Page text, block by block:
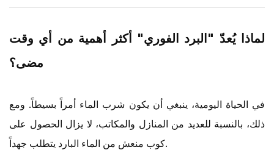
لماذا يُعدّ "البرد الفوري" أكثر أهمية من أي وقت
مضى؟
في الحياة اليومية، ينبغي أن يكون شرب الماء أمراً بسيطاً. ومع
ذلك، بالنسبة للعديد من المنازل والمكاتب، لا يزال الحصول على
كوب منعش من الماء البارد يتطلب جهداً.